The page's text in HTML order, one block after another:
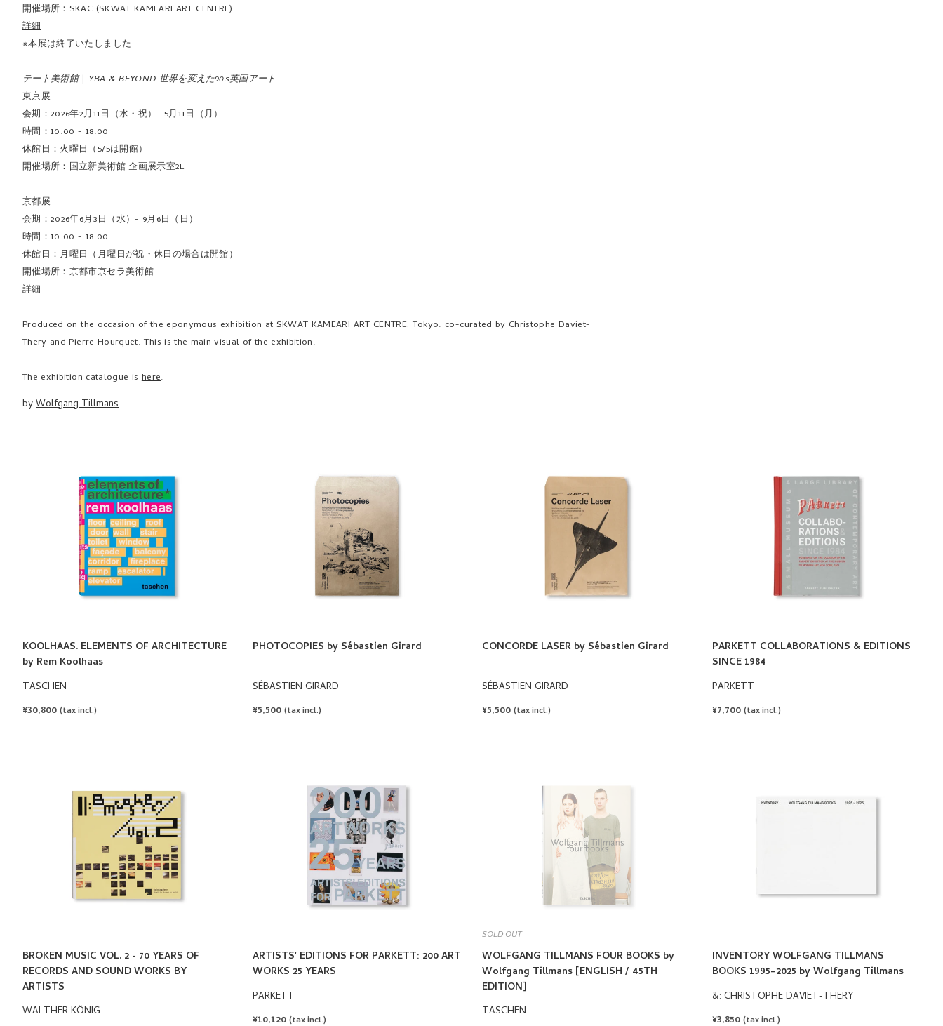
開催場所：SKAC (SKWAT KAMEARI ART CENTRE)
詳細
※本展は終了いたしました
テート美術館 | YBA & BEYOND 世界を変えた90s英国アート
東京展
会期：2026年2月11日（水・祝）- 5月11日（月）
時間：10:00 - 18:00
休館日：火曜日（5/5は開館）
開催場所：国立新美術館 企画展示室2E
京都展
会期：2026年6月3日（水）- 9月6日（日）
時間：10:00 - 18:00
休館日：月曜日（月曜日が祝・休日の場合は開館）
開催場所：京都市京セラ美術館
詳細
Produced on the occasion of the eponymous exhibition at SKWAT KAMEARI ART CENTRE, Tokyo. co-curated by Christophe Daviet-
Thery and Pierre Hourquet. This is the main visual of the exhibition.
The exhibition catalogue ishere.
byWolfgang Tillmans
KOOLHAAS. ELEMENTS OF ARCHITECTURE
by Rem Koolhaas
TASCHEN
REGULAR
¥30,800 (tax incl.)
PHOTOCOPIES by Sébastien Girard
SÉBASTIEN GIRARD
REGULAR
¥5,500 (tax incl.)
CONCORDE LASER by Sébastien Girard
SÉBASTIEN GIRARD
REGULAR
¥5,500 (tax incl.)
PARKETT COLLABORATIONS & EDITIONS
SINCE 1984
PARKETT
REGULAR
¥7,700 (tax incl.)
BROKEN MUSIC VOL. 2 - 70 YEARS OF
RECORDS AND SOUND WORKS BY
ARTISTS
WALTHER KÖNIG
ARTISTS' EDITIONS FOR PARKETT: 200 ART
WORKS 25 YEARS
PARKETT
REGULAR
¥10,120 (tax incl.)
SOLD OUT
WOLFGANG TILLMANS FOUR BOOKS by
Wolfgang Tillmans [ENGLISH / 45TH
EDITION]
TASCHEN
INVENTORY WOLFGANG TILLMANS
BOOKS 1995–2025 by Wolfgang Tillmans
&: CHRISTOPHE DAVIET-THERY
REGULAR
¥3,850 (tax incl.)